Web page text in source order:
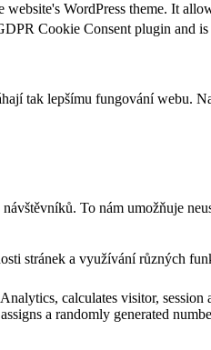
website's WordPress theme. It
Cookie Consent plugin and
tak lepšímu fungování webu.
To nám umožňuje
stránek a využívání různých
calculates visitor,
a randomly generated